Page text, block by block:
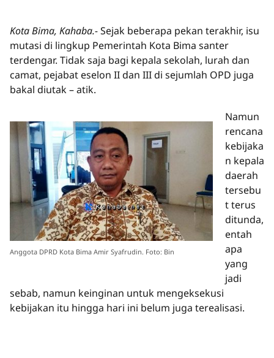
Kota Bima, Kahaba.-Sejak beberapa pekan terakhir, isu
mutasi di lingkup Pemerintah Kota Bima santer
terdengar. Tidak saja bagi kepala sekolah, lurah dan
camat, pejabat eselon II dan III di sejumlah OPD juga
bakal diutak – atik.
Anggota DPRD Kota Bima Amir Syafrudin. Foto: Bin
Namun
rencana
kebijaka
n kepala
daerah
tersebu
t terus
ditunda,
entah
apa
yang
jadi
sebab, namun keinginan untuk mengeksekusi
kebijakan itu hingga hari ini belum juga terealisasi.